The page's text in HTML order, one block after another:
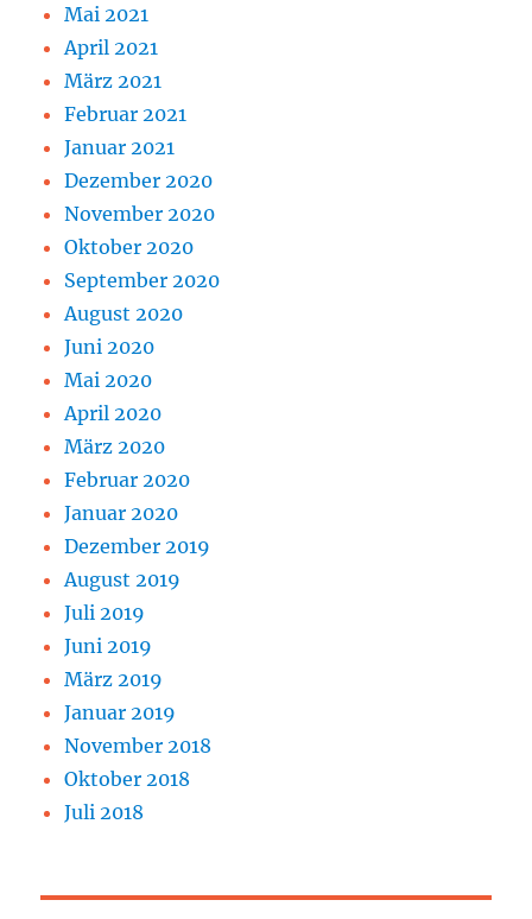
Mai 2021
April 2021
März 2021
Februar 2021
Januar 2021
Dezember 2020
November 2020
Oktober 2020
September 2020
August 2020
Juni 2020
Mai 2020
April 2020
März 2020
Februar 2020
Januar 2020
Dezember 2019
August 2019
Juli 2019
Juni 2019
März 2019
Januar 2019
November 2018
Oktober 2018
Juli 2018